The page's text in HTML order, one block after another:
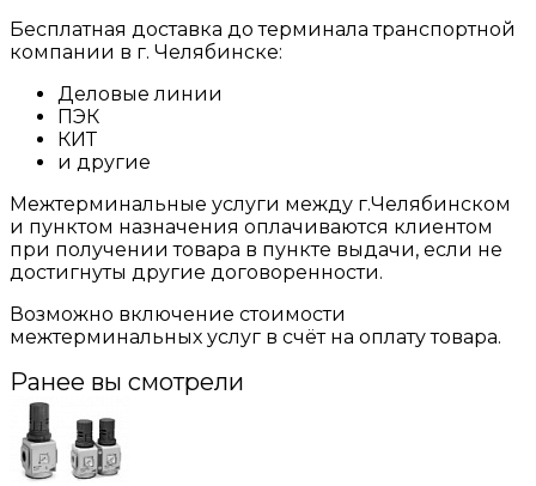
Бесплатная доставка до терминала транспортной
компании в г. Челябинске:
Деловые линии
ПЭК
КИТ
и другие
Межтерминальные услуги между г.Челябинском
и пунктом назначения оплачиваются клиентом
при получении товара в пункте выдачи, если не
достигнуты другие договоренности.
Возможно включение стоимости
межтерминальных услуг в счёт на оплату товара.
Ранее вы смотрели